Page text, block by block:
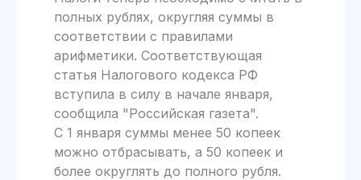
полных рублях, округляя суммы в
соответствии с правилами
арифметики. Соответствующая
статья Налогового кодекса РФ
вступила в силу в начале января,
сообщила "Российская газета".
С 1 января суммы менее 50 копеек
можно отбрасывать, а 50 копеек и
более округлять до полного рубля.